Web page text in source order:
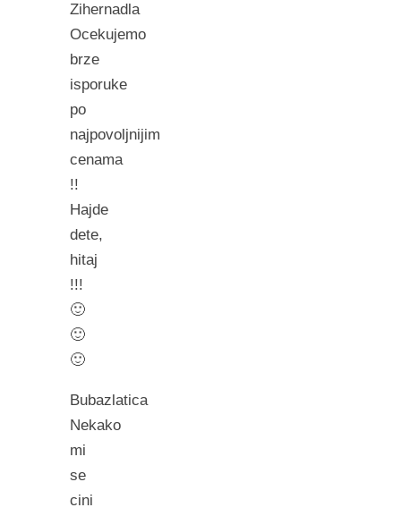
Zihernadla
Ocekujemo
brze
isporuke
po
najpovoljnijim
cenama
!!
Hajde
dete,
hitaj
!!!
🙂
🙂
🙂
Bubazlatica
Nekako
mi
se
cini